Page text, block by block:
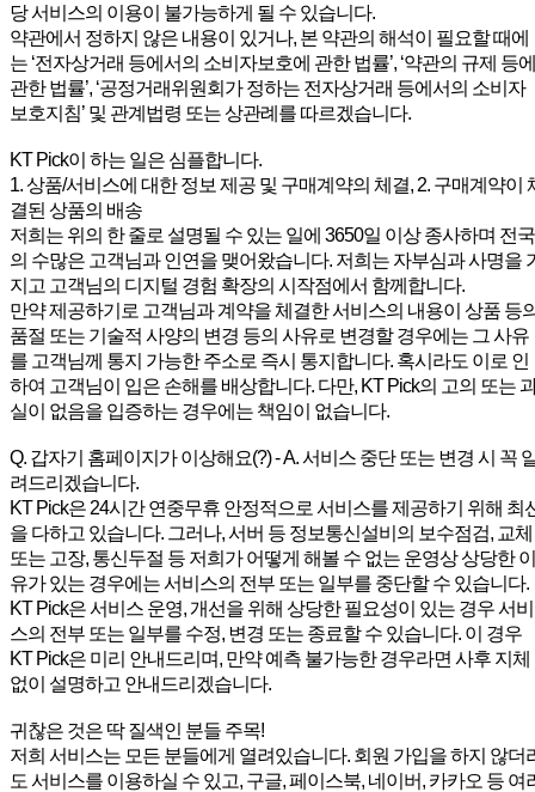
당 서비스의 이용이 불가능하게 될 수 있습니다.
약관에서 정하지 않은 내용이 있거나, 본 약관의 해석이 필요할 때에
는 ‘전자상거래 등에서의 소비자보호에 관한 법률’, ‘약관의 규제 등에
관한 법률’, ‘공정거래위원회가 정하는 전자상거래 등에서의 소비자
보호지침’ 및 관계법령 또는 상관례를 따르겠습니다.
KT Pick이 하는 일은 심플합니다.
1. 상품/서비스에 대한 정보 제공 및 구매계약의 체결, 2. 구매계약이
결된 상품의 배송
저희는 위의 한 줄로 설명될 수 있는 일에 3650일 이상 종사하며 전국
의 수많은 고객님과 인연을 맺어왔습니다. 저희는 자부심과 사명을
지고 고객님의 디지털 경험 확장의 시작점에서 함께합니다.
만약 제공하기로 고객님과 계약을 체결한 서비스의 내용이 상품 등
품절 또는 기술적 사양의 변경 등의 사유로 변경할 경우에는 그 사유
를 고객님께 통지 가능한 주소로 즉시 통지합니다. 혹시라도 이로 인
하여 고객님이 입은 손해를 배상합니다. 다만, KT Pick의 고의 또는
실이 없음을 입증하는 경우에는 책임이 없습니다.
Q. 갑자기 홈페이지가 이상해요(?) - A. 서비스 중단 또는 변경 시 꼭
려드리겠습니다.
KT Pick은 24시간 연중무휴 안정적으로 서비스를 제공하기 위해 최
을 다하고 있습니다. 그러나, 서버 등 정보통신설비의 보수점검, 교체
또는 고장, 통신두절 등 저희가 어떻게 해볼 수 없는 운영상 상당한 이
유가 있는 경우에는 서비스의 전부 또는 일부를 중단할 수 있습니다.
KT Pick은 서비스 운영, 개선을 위해 상당한 필요성이 있는 경우 서비
스의 전부 또는 일부를 수정, 변경 또는 종료할 수 있습니다. 이 경우
KT Pick은 미리 안내드리며, 만약 예측 불가능한 경우라면 사후 지체
없이 설명하고 안내드리겠습니다.
귀찮은 것은 딱 질색인 분들 주목!
저희 서비스는 모든 분들에게 열려있습니다. 회원 가입을 하지 않더
도 서비스를 이용하실 수 있고, 구글, 페이스북, 네이버, 카카오 등 여